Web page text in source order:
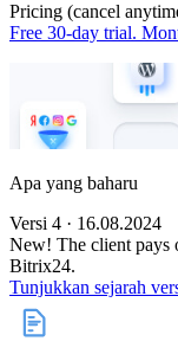
Pricing (cancel
Free 30-day trial.
Apa yang baharu
Versi 4 · 16.08.2024
New! The client pays
Bitrix24.
Tunjukkan sejarah